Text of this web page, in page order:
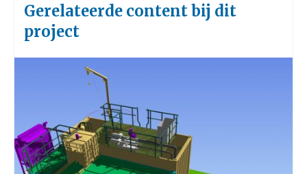
Gerelateerde content bij dit
project